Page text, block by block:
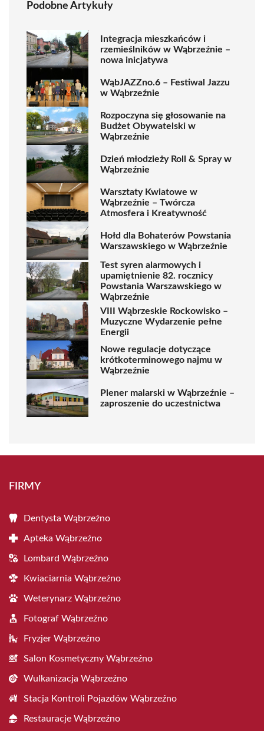
Podobne Artykuły
Integracja mieszkańców i
rzemieślników w Wąbrzeźnie –
nowa inicjatywa
WąbJAZZno.6 – Festiwal Jazzu
w Wąbrzeźnie
Rozpoczyna się głosowanie na
Budżet Obywatelski w
Wąbrzeźnie
Dzień młodzieży Roll & Spray w
Wąbrzeźnie
Warsztaty Kwiatowe w
Wąbrzeźnie – Twórcza
Atmosfera i Kreatywność
Hołd dla Bohaterów Powstania
Warszawskiego w Wąbrzeźnie
Test syren alarmowych i
upamiętnienie 82. rocznicy
Powstania Warszawskiego w
Wąbrzeźnie
VIII Wąbrzeskie Rockowisko –
Muzyczne Wydarzenie pełne
Energii
Nowe regulacje dotyczące
krótkoterminowego najmu w
Wąbrzeźnie
Plener malarski w Wąbrzeźnie –
zaproszenie do uczestnictwa
FIRMY
Dentysta Wąbrzeźno
Apteka Wąbrzeźno
Lombard Wąbrzeźno
Kwiaciarnia Wąbrzeźno
Weterynarz Wąbrzeźno
Fotograf Wąbrzeźno
Fryzjer Wąbrzeźno
Salon Kosmetyczny Wąbrzeźno
Wulkanizacja Wąbrzeźno
Stacja Kontroli Pojazdów Wąbrzeźno
Restauracje Wąbrzeźno